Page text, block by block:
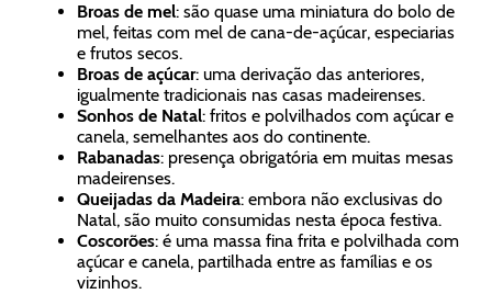
Broas de mel: são quase uma miniatura do bolo de
mel, feitas com mel de cana-de-açúcar, especiarias
e frutos secos.
Broas de açúcar: uma derivação das anteriores,
igualmente tradicionais nas casas madeirenses.
Sonhos de Natal: fritos e polvilhados com açúcar e
canela, semelhantes aos do continente.
Rabanadas: presença obrigatória em muitas mesas
madeirenses.
Queijadas da Madeira: embora não exclusivas do
Natal, são muito consumidas nesta época festiva.
Coscorões: é uma massa fina frita e polvilhada com
açúcar e canela, partilhada entre as famílias e os
vizinhos.